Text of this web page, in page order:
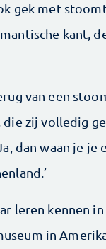
gek met
kant,
van een
die zij volledig
dan waan je je
leren kennen in
in